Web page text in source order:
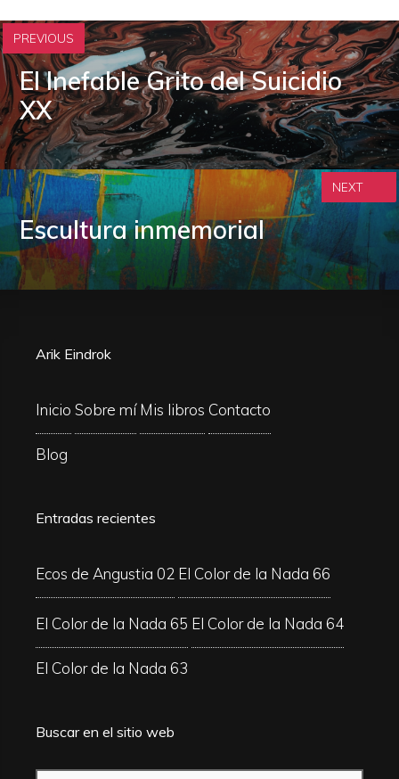
PREVIOUS
El Inefable Grito del Suicidio
XX
Escultura inmemorial
NEXT
Arik Eindrok
Inicio Sobre mí Mis libros Contacto
Blog
Entradas recientes
Ecos de Angustia 02 El Color de la Nada 66
El Color de la Nada 65 El Color de la Nada 64
El Color de la Nada 63
Buscar en el sitio web